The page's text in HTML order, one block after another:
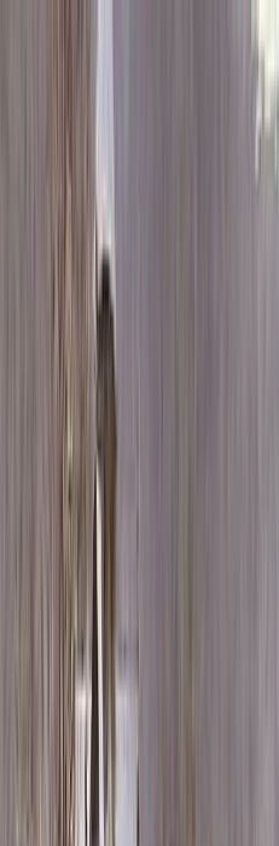
Памятник ММ7514
/Памятники
ММ7514
Итого: 60 732